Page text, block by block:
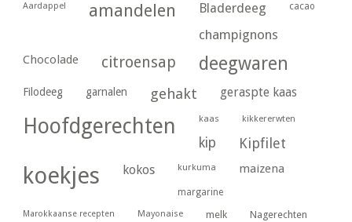
Aardappel amandelen Bladerdeeg cacao
champignons
Chocolade citroensap deegwaren
Filodeeg garnalen gehakt geraspte kaas
Hoofdgerechten kaas kikkererwten
kip Kipfilet
koekjes kokos kurkuma maizena
margarine
Marokkaanse recepten Mayonaise melk Nagerechten